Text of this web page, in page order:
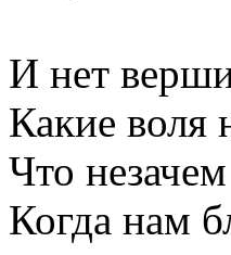
И нет
Какие воля
Что
Когда нам